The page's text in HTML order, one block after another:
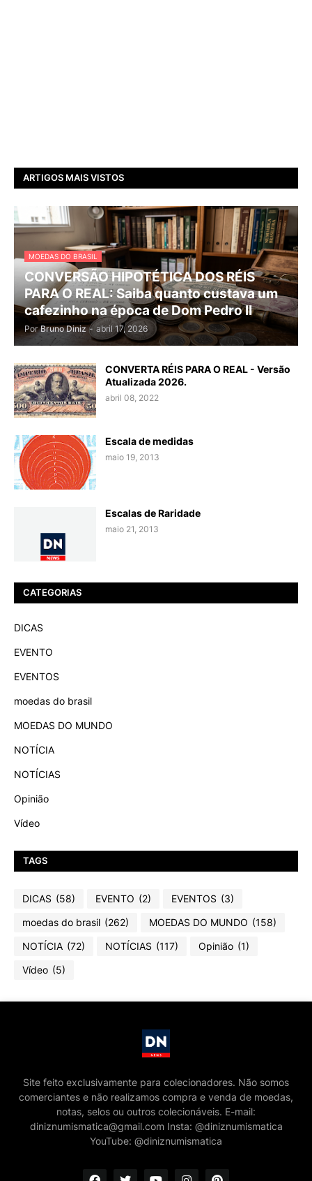
ARTIGOS MAIS VISTOS
MOEDAS DO BRASIL
CONVERSÃO HIPOTÉTICA DOS RÉIS
PARA O REAL: Saiba quanto custava um
cafezinho na época de Dom Pedro II
Por Bruno Diniz - abril 17, 2026
CONVERTA RÉIS PARA O REAL - Versão
Atualizada 2026.
abril 08, 2022
Escala de medidas
maio 19, 2013
Escalas de Raridade
maio 21, 2013
CATEGORIAS
DICAS
EVENTO
EVENTOS
moedas do brasil
MOEDAS DO MUNDO
NOTÍCIA
NOTÍCIAS
Opinião
Vídeo
TAGS
DICAS (58) EVENTO (2) EVENTOS (3)
moedas do brasil (262) MOEDAS DO MUNDO (158)
NOTÍCIA (72) NOTÍCIAS (117) Opinião (1)
Vídeo (5)
Site feito exclusivamente para colecionadores. Não somos
comerciantes e não realizamos compra e venda de moedas,
notas, selos ou outros colecionáveis. E-mail:
diniznumismatica@gmail.com Insta: @diniznumismatica
YouTube: @diniznumismatica